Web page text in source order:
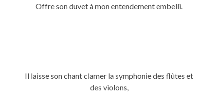
Offre son duvet à mon entendement embelli.
Il laisse son chant clamer la symphonie des flûtes et
des violons,